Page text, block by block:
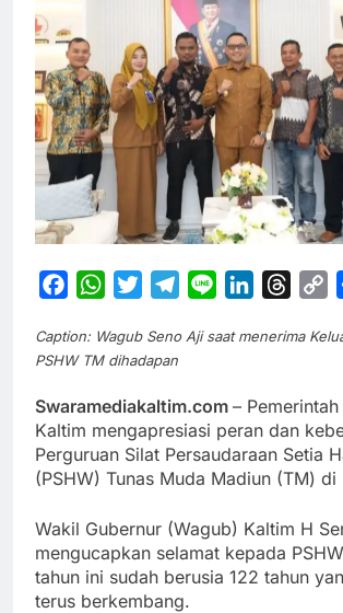
FacebookWhatsApp
TwitterTelegram
Line LinkedIn
Caption: Wagub Seno Aji saat menerima
PSHW TM dihadapan
Swaramediakaltim.com –
Kaltim mengapresiasi peran dan
Perguruan Silat Persaudaraan Setia
(PSHW) Tunas Muda Madiun (TM) di
Wakil Gubernur (Wagub) Kaltim H
mengucapkan selamat kepada
tahun ini sudah berusia 122 tahun
terus berkembang.